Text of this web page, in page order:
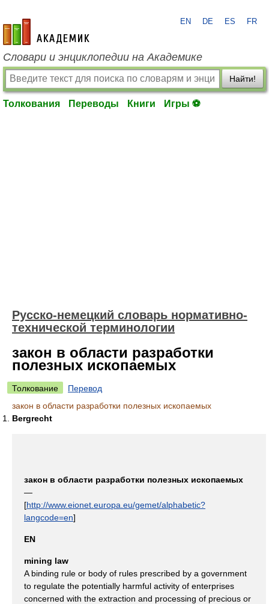
academic.ru
EN DE ES FR
Словари и энциклопедии на Академике
Найти!
Толкования Переводы Книги Игры ⚽
Русско-немецкий словарь нормативно-
технической терминологии
закон в области разработки
полезных ископаемых
Толкование
Перевод
закон в области разработки полезных ископаемых
Bergrecht
закон в области разработки полезных ископаемых
—
[http://www.eionet.europa.eu/gemet/alphabetic?
langcode=en]
EN
mining law
A binding rule or body of rules prescribed by a government
to regulate the potentially harmful activity of enterprises
concerned with the extraction and processing of precious or